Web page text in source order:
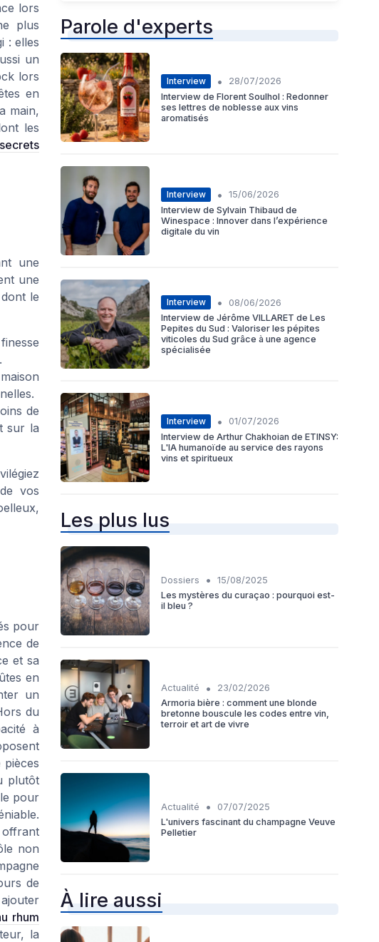
lors
plus
: elles
un
lors
en
main,
les
secrets
une
une
le
de
sur la
vos
pour
de
et sa
en
un
du
à
plutôt
pour
offrant
non
de
rhum
la
Parole d'experts
Interview •
28/07/2026
Interview de Florent Soulhol : Redonner
ses lettres de noblesse aux vins
aromatisés
Interview •
15/06/2026
Interview de Sylvain Thibaud de
Winespace : Innover dans l’expérience
digitale du vin
Interview •
08/06/2026
Interview de Jérôme VILLARET de Les
Pepites du Sud : Valoriser les pépites
viticoles du Sud grâce à une agence
spécialisée
Interview •
01/07/2026
Interview de Arthur Chakhoian de ETINSY:
L'IA humanoïde au service des rayons
vins et spiritueux
Les plus lus
Dossiers •
15/08/2025
Les mystères du curaçao : pourquoi est-
il bleu ?
Actualité •
23/02/2026
Armoria bière : comment une blonde
bretonne bouscule les codes entre vin,
terroir et art de vivre
Actualité •
07/07/2025
L'univers fascinant du champagne Veuve
Pelletier
À lire aussi